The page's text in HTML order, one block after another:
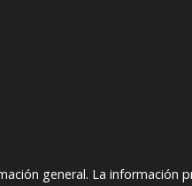
general. La